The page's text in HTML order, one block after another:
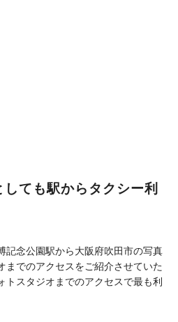
ても駅からタクシー利
記念公園駅から大阪府吹田市の写真
までのアクセスをご紹介させていた
トスタジオまでのアクセスで最も利